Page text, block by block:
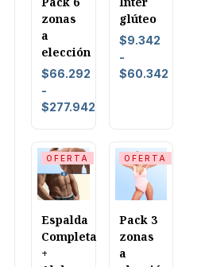
zonas
a
elección
$66.292
-
$277.942
glúteo
$9.342
-
$60.342
OFERTA
Espalda
Completa
+
OFERTA
Pack 3
zonas
a